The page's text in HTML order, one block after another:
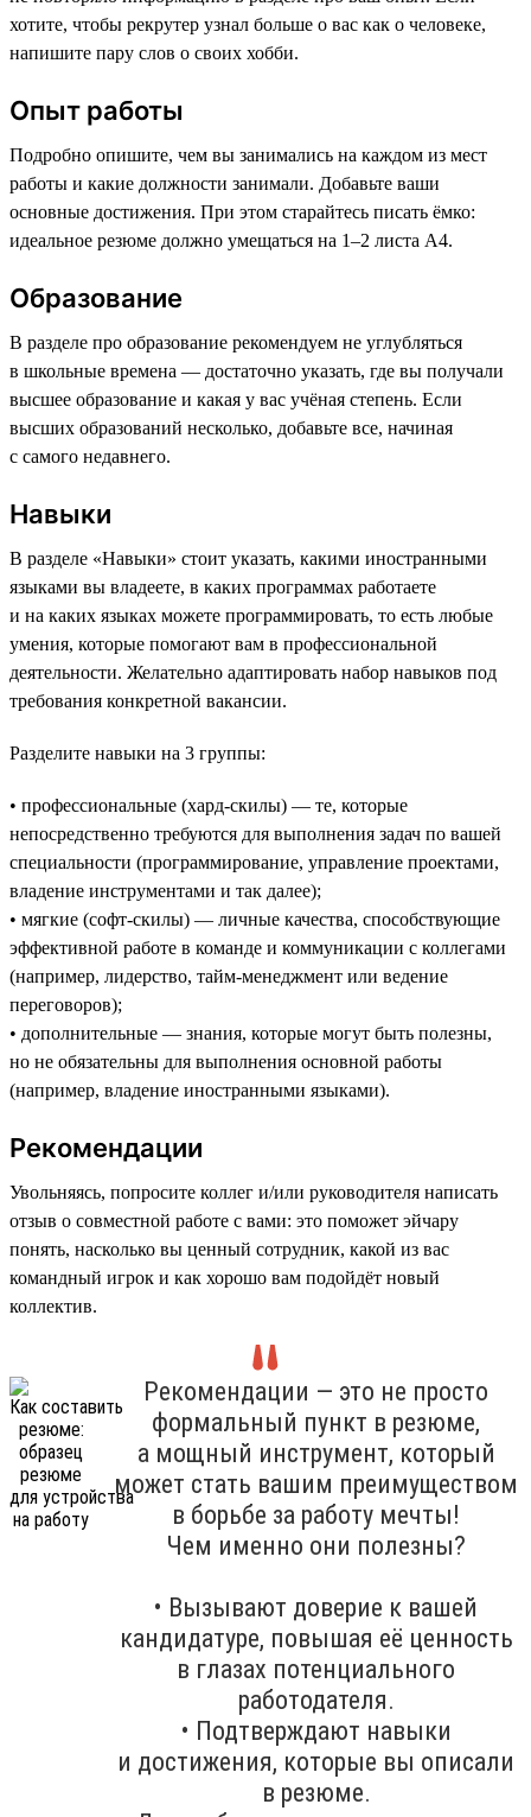
хотите, чтобы рекрутер узнал больше о вас как о человеке,
напишите пару слов о своих хобби.
Опыт работы
Подробно опишите, чем вы занимались на каждом из мест
работы и какие должности занимали. Добавьте ваши
основные достижения. При этом старайтесь писать ёмко:
идеальное резюме должно умещаться на 1–2 листа А4.
Образование
В разделе про образование рекомендуем не углубляться
в школьные времена — достаточно указать, где вы получали
высшее образование и какая у вас учёная степень. Если
высших образований несколько, добавьте все, начиная
с самого недавнего.
Навыки
В разделе «Навыки» стоит указать, какими иностранными
языками вы владеете, в каких программах работаете
и на каких языках можете программировать, то есть любые
умения, которые помогают вам в профессиональной
деятельности. Желательно адаптировать набор навыков под
требования конкретной вакансии.
Разделите навыки на 3 группы:
• профессиональные (хард-скилы) — те, которые
непосредственно требуются для выполнения задач по вашей
специальности (программирование, управление проектами,
владение инструментами и так далее);
• мягкие (софт-скилы) — личные качества, способствующие
эффективной работе в команде и коммуникации с коллегами
(например, лидерство, тайм-менеджмент или ведение
переговоров);
• дополнительные — знания, которые могут быть полезны,
но не обязательны для выполнения основной работы
(например, владение иностранными языками).
Рекомендации
Увольняясь, попросите коллег и/или руководителя написать
отзыв о совместной работе с вами: это поможет эйчару
понять, насколько вы ценный сотрудник, какой из вас
командный игрок и как хорошо вам подойдёт новый
коллектив.
Рекомендации — это не просто
формальный пункт в резюме,
а мощный инструмент, который
может стать вашим преимуществом
в борьбе за работу мечты!
Чем именно они полезны?
• Вызывают доверие к вашей
кандидатуре, повышая её ценность
в глазах потенциального
работодателя.
• Подтверждают навыки
и достижения, которые вы описали
в резюме.